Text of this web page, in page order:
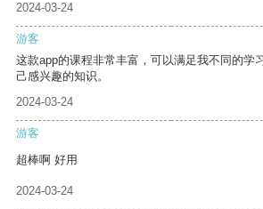
2024-03-24
游客
这款app的课程非常丰富，可以满足我不同的学
己感兴趣的知识。
2024-03-24
游客
超棒啊 好用
2024-03-24